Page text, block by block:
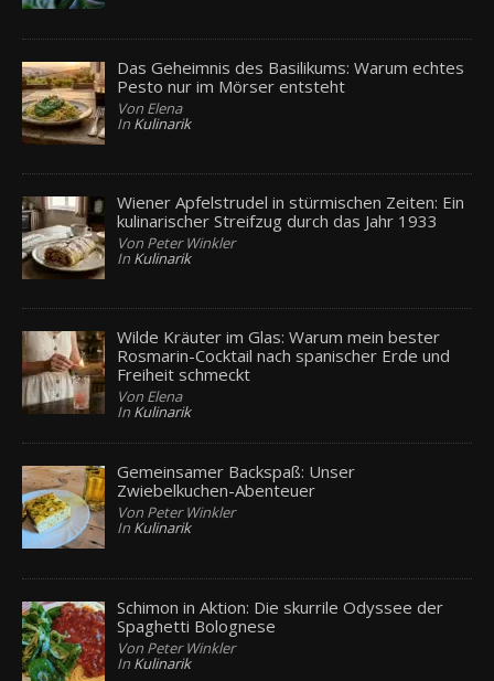
Das Geheimnis des Basilikums: Warum echtes
Pesto nur im Mörser entsteht
Von Elena
In Kulinarik
Wiener Apfelstrudel in stürmischen Zeiten: Ein
kulinarischer Streifzug durch das Jahr 1933
Von Peter Winkler
In Kulinarik
Wilde Kräuter im Glas: Warum mein bester
Rosmarin-Cocktail nach spanischer Erde und
Freiheit schmeckt
Von Elena
In Kulinarik
Gemeinsamer Backspaß: Unser
Zwiebelkuchen-Abenteuer
Von Peter Winkler
In Kulinarik
Schimon in Aktion: Die skurrile Odyssee der
Spaghetti Bolognese
Von Peter Winkler
In Kulinarik